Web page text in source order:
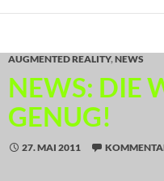
AUGMENTED REALITY,NEWS
NEWS: DIE
GENUG!
27. MAI 2011